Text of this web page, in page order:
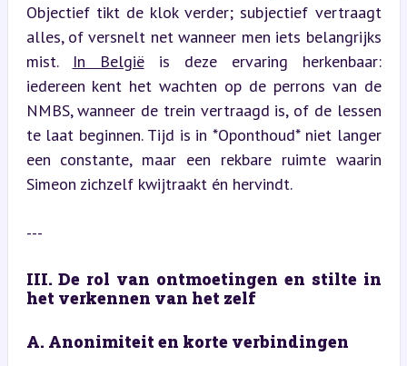
Objectief tikt de klok verder; subjectief vertraagt
alles, of versnelt net wanneer men iets belangrijks
mist.
In België is deze ervaring herkenbaar:
iedereen kent het wachten op de perrons van de
NMBS, wanneer de trein vertraagd is, of de lessen
te laat beginnen. Tijd is in *Oponthoud* niet langer
een constante, maar een rekbare ruimte waarin
Simeon zichzelf kwijtraakt én hervindt.
---
III. De rol van ontmoetingen en stilte in
het verkennen van het zelf
A. Anonimiteit en korte verbindingen